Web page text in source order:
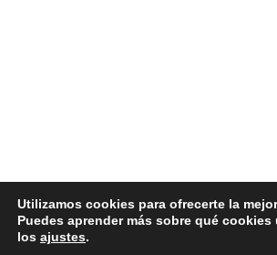
Utilizamos cookies para ofrecerte la
Puedes aprender más sobre qué
los ajustes.